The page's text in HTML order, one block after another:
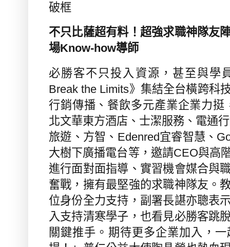
破框
不只比薩超有料！超強求職神隊友
場Know-how導師
必勝客不只投入資源，甚至與學
Break the Limits》集結全台橫跨科
行銷傳播、餐飲多元產業企業力挺
北文華東方酒店、士潔服務、電通
旅遊、方智、 Edenred宜睿智慧、
大樹下廣播電台等，邀請CEO與高
進行面對面指導、實習機會媒合與
奮戰，擁有最堅強的求職神隊友。
位身份全力支持，副署長諶亦聰表
入支持清寒學子，也看見必勝客跳
關鍵推手。期待更多企業加入，